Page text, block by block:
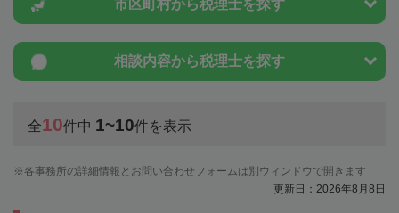
市区町村から税理士を探す
相談内容から税理士を探す
全10件中 1~10件を表示
各事務所の詳細情報とお問い合わせフォームは別ウィンドウで開きます
更新日：2026年8月8日